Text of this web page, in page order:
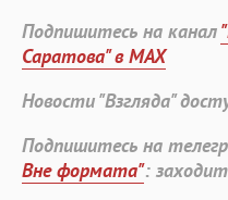
Подпишитесь на канал
Саратова" в MAX
Новости "Взгляда"
Подпишитесь на
Вне формата":